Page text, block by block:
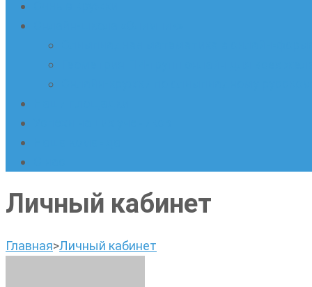
Личный кабинет
Главная>Личный кабинет